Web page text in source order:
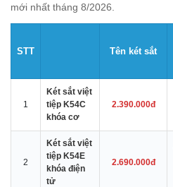
mới nhất tháng 8/2026.
STT Tên két sắt
1
Két sắt việt
tiệp K54C
khóa cơ
2.390.000đ
2
Két sắt việt
tiệp K54E
khóa điện
tử
2.690.000đ